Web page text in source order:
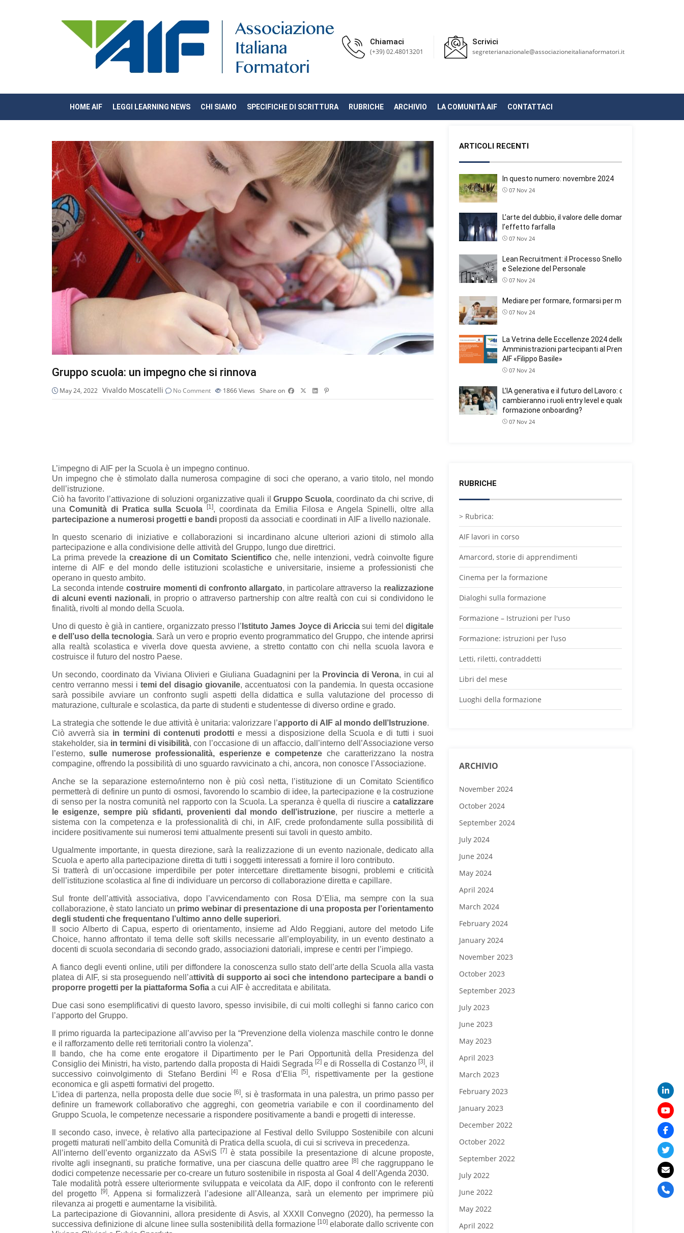
Chiamaci
(+39) 02.48013201
Scrivici
segreterianazionale@associazioneitalianaformatori.it
HOME AIF LEGGI LEARNING NEWS CHI SIAMO SPECIFICHE DI SCRITTURA RUBRICHE ARCHIVIO LA COMUNITÀ AIF CONTATTACI
Gruppo scuola: un impegno che si rinnova
May 24, 2022 Vivaldo Moscatelli No Comment 1866Views Share on
L’impegno di AIF per la Scuola è un impegno continuo.
Un impegno che è stimolato dalla numerosa compagine di soci che operano, a vario titolo, nel mondo
dell’istruzione.
Ciò ha favorito l’attivazione di soluzioni organizzative quali il Gruppo Scuola, coordinato da chi scrive, di
una Comunità di Pratica sulla Scuola [1], coordinata da Emilia Filosa e Angela Spinelli, oltre alla
partecipazione a numerosi progetti e bandi proposti da associati e coordinati in AIF a livello nazionale.
In questo scenario di iniziative e collaborazioni si incardinano alcune ulteriori azioni di stimolo alla
partecipazione e alla condivisione delle attività del Gruppo, lungo due direttrici.
La prima prevede la creazione di un Comitato Scientifico che, nelle intenzioni, vedrà coinvolte figure
interne di AIF e del mondo delle istituzioni scolastiche e universitarie, insieme a professionisti che
operano in questo ambito.
La seconda intende costruire momenti di confronto allargato, in particolare attraverso la realizzazione
di alcuni eventi nazionali, in proprio o attraverso partnership con altre realtà con cui si condividono le
finalità, rivolti al mondo della Scuola.
Uno di questo è già in cantiere, organizzato presso l’ Istituto James Joyce di Ariccia sui temi del digitale
e dell’uso della tecnologia. Sarà un vero e proprio evento programmatico del Gruppo, che intende aprirsi
alla realtà scolastica e viverla dove questa avviene, a stretto contatto con chi nella scuola lavora e
costruisce il futuro del nostro Paese.
Un secondo, coordinato da Viviana Olivieri e Giuliana Guadagnini per la Provincia di Verona, in cui al
centro verranno messi i temi del disagio giovanile, accentuatosi con la pandemia. In questa occasione
sarà possibile avviare un confronto sugli aspetti della didattica e sulla valutazione del processo di
maturazione, culturale e scolastica, da parte di studenti e studentesse di diverso ordine e grado.
La strategia che sottende le due attività è unitaria: valorizzare l’apporto di AIF al mondo dell’Istruzione.
Ciò avverrà sia in termini di contenuti prodotti e messi a disposizione della Scuola e di tutti i suoi
stakeholder, sia in termini di visibilità, con l’occasione di un affaccio, dall’interno dell’Associazione verso
l’esterno, sulle numerose professionalità, esperienze e competenze che caratterizzano la nostra
compagine, offrendo la possibilità di uno sguardo ravvicinato a chi, ancora, non conosce l’Associazione.
Anche se la separazione esterno/interno non è più così netta, l’istituzione di un Comitato Scientifico
permetterà di definire un punto di osmosi, favorendo lo scambio di idee, la partecipazione e la costruzione
di senso per la nostra comunità nel rapporto con la Scuola. La speranza è quella di riuscire a catalizzare
le esigenze, sempre più sfidanti, provenienti dal mondo dell’istruzione, per riuscire a metterle a
sistema con la competenza e la professionalità di chi, in AIF, crede profondamente sulla possibilità di
incidere positivamente sui numerosi temi attualmente presenti sui tavoli in questo ambito.
Ugualmente importante, in questa direzione, sarà la realizzazione di un evento nazionale, dedicato alla
Scuola e aperto alla partecipazione diretta di tutti i soggetti interessati a fornire il loro contributo.
Si tratterà di un’occasione imperdibile per poter intercettare direttamente bisogni, problemi e criticità
dell’istituzione scolastica al fine di individuare un percorso di collaborazione diretta e capillare.
Sul fronte dell’attività associativa, dopo l’avvicendamento con Rosa D’Elia, ma sempre con la sua
collaborazione, è stato lanciato un primo webinar di presentazione di una proposta per l’orientamento
degli studenti che frequentano l’ultimo anno delle superiori.
Il socio Alberto di Capua, esperto di orientamento, insieme ad Aldo Reggiani, autore del metodo Life
Choice, hanno affrontato il tema delle soft skills necessarie all’employability, in un evento destinato a
docenti di scuola secondaria di secondo grado, associazioni datoriali, imprese e centri per l’impiego.
A fianco degli eventi online, utili per diffondere la conoscenza sullo stato dell’arte della Scuola alla vasta
platea di AIF, si sta proseguendo nell’attività di supporto ai soci che intendono partecipare a bandi o
proporre progetti per la piattaforma Sofia a cui AIF è accreditata e abilitata.
Due casi sono esemplificativi di questo lavoro, spesso invisibile, di cui molti colleghi si fanno carico con
l’apporto del Gruppo.
Il primo riguarda la partecipazione all’avviso per la “Prevenzione della violenza maschile contro le donne
e il rafforzamento delle reti territoriali contro la violenza”.
Il bando, che ha come ente erogatore il Dipartimento per le Pari Opportunità della Presidenza del
Consiglio dei Ministri, ha visto, partendo dalla proposta di Haidi Segrada [2] e di Rossella di Costanzo [3], il
successivo coinvolgimento di Stefano Berdini
[4] e Rosa d’Elia [5], rispettivamente per la gestione
economica e gli aspetti formativi del progetto.
L’idea di partenza, nella proposta delle due socie [6], si è trasformata in una palestra, un primo passo per
definire un framework collaborativo che aggreghi, con geometria variabile e con il coordinamento del
Gruppo Scuola, le competenze necessarie a rispondere positivamente a bandi e progetti di interesse.
Il secondo caso, invece, è relativo alla partecipazione al Festival dello Sviluppo Sostenibile con alcuni
progetti maturati nell’ambito della Comunità di Pratica della scuola, di cui si scriveva in precedenza.
All’interno dell’evento organizzato da ASviS
[7] è stata possibile la presentazione di alcune proposte,
rivolte agli insegnanti, su pratiche formative, una per ciascuna delle quattro aree [8] che raggruppano le
dodici competenze necessarie per co-creare un futuro sostenibile in risposta al Goal 4 dell’Agenda 2030.
Tale modalità potrà essere ulteriormente sviluppata e veicolata da AIF, dopo il confronto con le referenti
del progetto
[9]. Appena si formalizzerà l’adesione all’Alleanza, sarà un elemento per imprimere più
rilevanza ai progetti e aumentarne la visibilità.
La partecipazione di Giovannini, allora presidente di Asvis, al XXXII Convegno (2020), ha permesso la
successiva definizione di alcune linee sulla sostenibilità della formazione [10] elaborate dallo scrivente con
ARTICOLI RECENTI
In questo numero: novembre 2024
07 Nov 24
L’arte del dubbio, il valore delle domande e
l’effetto farfalla
07 Nov 24
Lean Recruitment: il Processo Snello nella Ricerca
e Selezione del Personale
07 Nov 24
Mediare per formare, formarsi per mediare
07 Nov 24
La Vetrina delle Eccellenze 2024 delle
Amministrazioni partecipanti al Premio Nazionale
AIF «Filippo Basile»
07 Nov 24
L’IA generativa e il futuro del Lavoro: come
cambieranno i ruoli entry level e quale ruolo avrà la
formazione onboarding?
07 Nov 24
RUBRICHE
> Rubrica:
AIF lavori in corso
Amarcord, storie di apprendimenti
Cinema per la formazione
Dialoghi sulla formazione
Formazione – Istruzioni per l'uso
Formazione: istruzioni per l’uso
Letti, riletti, contraddetti
Libri del mese
Luoghi della formazione
ARCHIVIO
November 2024
October 2024
September 2024
July 2024
June 2024
May 2024
April 2024
March 2024
February 2024
January 2024
November 2023
October 2023
September 2023
July 2023
June 2023
May 2023
April 2023
March 2023
February 2023
January 2023
December 2022
October 2022
September 2022
July 2022
June 2022
May 2022
April 2022